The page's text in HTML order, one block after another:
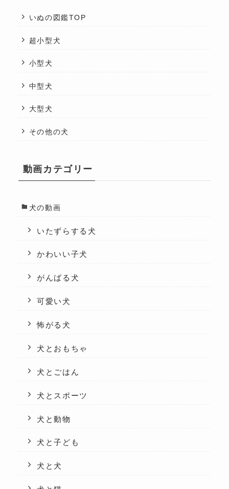
いぬの図鑑TOP
超小型犬
小型犬
中型犬
大型犬
その他の犬
動画カテゴリー
犬の動画
いたずらする犬
かわいい子犬
がんばる犬
可愛い犬
怖がる犬
犬とおもちゃ
犬とごはん
犬とスポーツ
犬と動物
犬と子ども
犬と犬